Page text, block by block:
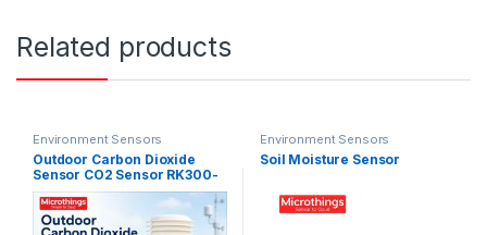
Related products
Environment Sensors
Outdoor Carbon Dioxide
Sensor CO2 Sensor RK300-
03B
Environment Sensors
Soil Moisture Sensor